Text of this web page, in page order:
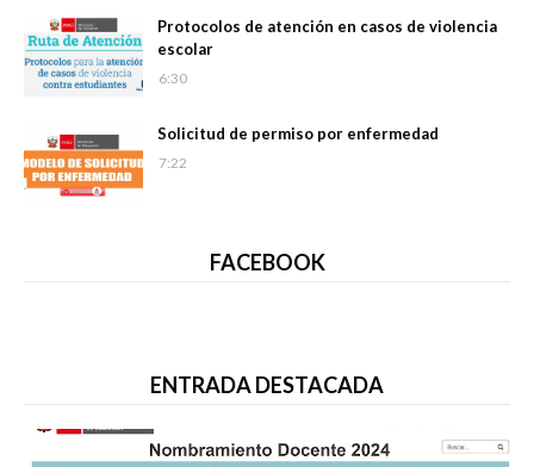
Protocolos de atención en casos de violencia
escolar
6:30
Solicitud de permiso por enfermedad
7:22
FACEBOOK
ENTRADA DESTACADA